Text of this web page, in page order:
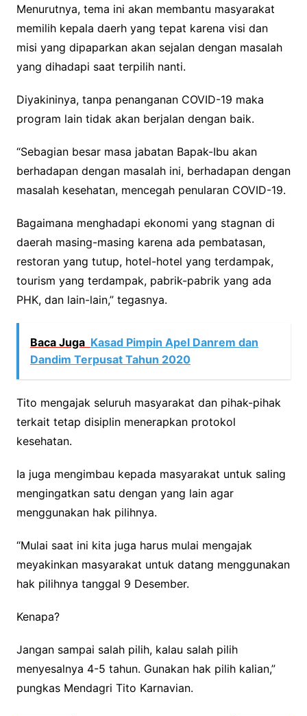
Menurutnya, tema ini akan membantu masyarakat
memilih kepala daerh yang tepat karena visi dan
misi yang dipaparkan akan sejalan dengan masalah
yang dihadapi saat terpilih nanti.
Diyakininya, tanpa penanganan COVID-19 maka
program lain tidak akan berjalan dengan baik.
“Sebagian besar masa jabatan Bapak-Ibu akan
berhadapan dengan masalah ini, berhadapan dengan
masalah kesehatan, mencegah penularan COVID-19.
Bagaimana menghadapi ekonomi yang stagnan di
daerah masing-masing karena ada pembatasan,
restoran yang tutup, hotel-hotel yang terdampak,
tourism yang terdampak, pabrik-pabrik yang ada
PHK, dan lain-lain,” tegasnya.
Baca Juga Kasad Pimpin Apel Danrem dan
Dandim Terpusat Tahun 2020
Tito mengajak seluruh masyarakat dan pihak-pihak
terkait tetap disiplin menerapkan protokol
kesehatan.
Ia juga mengimbau kepada masyarakat untuk saling
mengingatkan satu dengan yang lain agar
menggunakan hak pilihnya.
“Mulai saat ini kita juga harus mulai mengajak
meyakinkan masyarakat untuk datang menggunakan
hak pilihnya tanggal 9 Desember.
Kenapa?
Jangan sampai salah pilih, kalau salah pilih
menyesalnya 4-5 tahun. Gunakan hak pilih kalian,”
pungkas Mendagri Tito Karnavian.